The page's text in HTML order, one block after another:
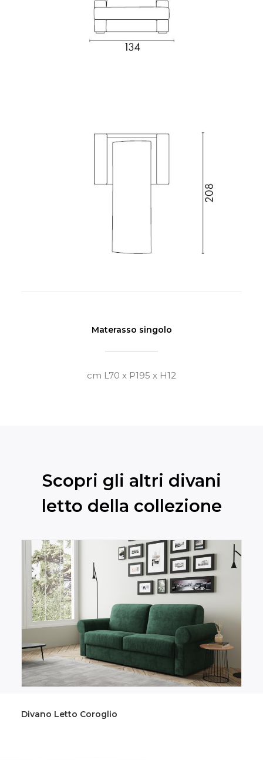
Materasso singolo
cm L70 x P195 x H12
Scopri gli altri divani
letto della collezione
Divano Letto Attico